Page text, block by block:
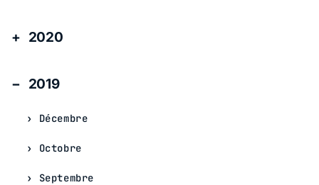
2020
2019
Décembre
Octobre
Septembre